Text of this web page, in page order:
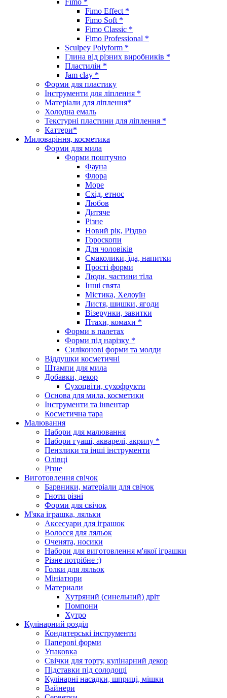
Fimo Effect *
Fimo Soft *
Fimo Classic *
Fimo Professional *
Sculpey Polyform *
Глина від різних виробників *
Пластилін *
Jam clay *
Форми для пластику
Інструменти для ліплення *
Матеріали для ліплення*
Холодна емаль
Текстурні пластини для ліплення *
Каттери*
Миловаріння, косметика
Форми для мила
Форми поштучно
Фауна
Флора
Море
Схід, етнос
Любов
Дитяче
Різне
Новий рік, Різдво
Гороскопи
Для чоловіків
Смаколики, їда, напитки
Прості форми
Люди, частини тіла
Інші свята
Містика, Хелоуїн
Листя, шишки, ягоди
Візерунки, завитки
Птахи, комахи *
Форми в палетах
Форми під нарізку *
Силіконові форми та молди
Віддушки косметичні
Штампи для мила
Добавки, декор
Сухоцвіти, сухофрукти
Основа для мила, косметики
Інструменти та інвентар
Косметична тара
Малювання
Набори для малювання
Набори гуаші, акварелі, акрилу *
Пензлики та інші інструменти
Олівці
Різне
Виготовлення свічок
Барвники, матеріали для свічок
Гноти різні
Форми для свічок
М'яка іграшка, ляльки
Аксесуари для іграшок
Волосся для ляльок
Оченята, носики
Набори для виготовлення м'якої іграшки
Різне потрібне :)
Голки для ляльок
Мініатюри
Материали
Хутряний (синельний) дріт
Помпони
Хутро
Кулінарний розділ
Кондитерські інструменти
Паперові форми
Упаковка
Свічки для торту, кулінарний декор
Підставки під солодощі
Кулінарні насадки, шприці, мішки
Вайнери